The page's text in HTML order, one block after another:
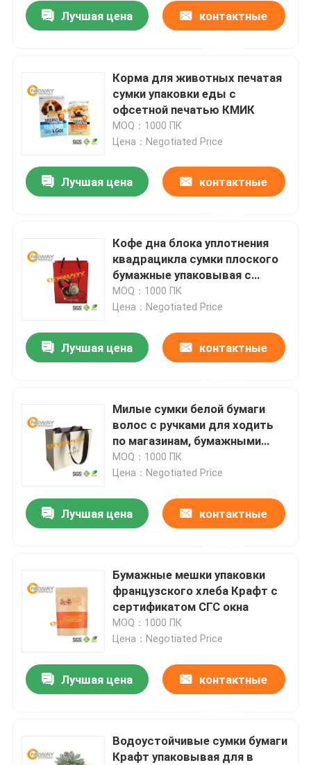
Лучшая цена контактные
Корма для животных печатая
сумки упаковки еды с
офсетной печатью КМИК
MOQ：1000 ПК
Цена：Negotiated Price
Лучшая цена контактные
Кофе дна блока уплотнения
квадрацикла сумки плоского
бумажные упаковывая с
клапаном
MOQ：1000 ПК
Цена：Negotiated Price
Лучшая цена контактные
Милые сумки белой бумаги
волос с ручками для ходить
по магазинам, бумажными
сумками
MOQ：1000 ПК
Цена：Negotiated Price
Лучшая цена контактные
Бумажные мешки упаковки
французского хлеба Крафт с
сертификатом СГС окна
MOQ：1000 ПК
Цена：Negotiated Price
Лучшая цена контактные
Водоустойчивые сумки бумаги
Крафт упаковывая для в